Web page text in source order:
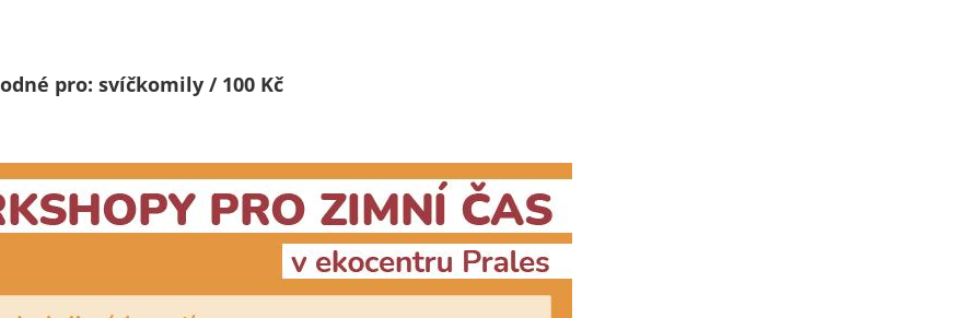
pro: svíčkomily / 100 Kč
využitím
našem webu. Z
tohoto důvodu
technické
cookies
nemohou být
individuálně